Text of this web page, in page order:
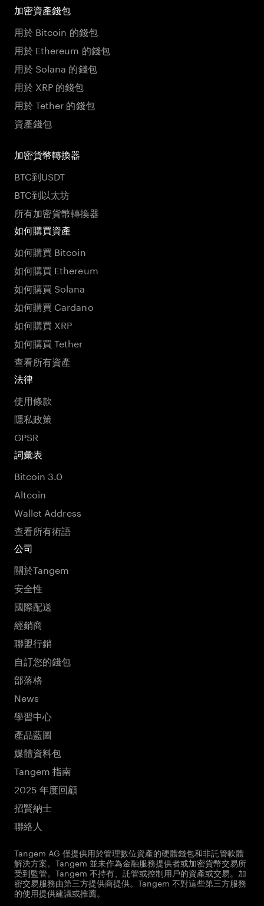
加密資產錢包
用於 Bitcoin 的錢包
用於 Ethereum 的錢包
用於 Solana 的錢包
用於 XRP 的錢包
用於 Tether 的錢包
資產錢包
加密貨幣轉換器
BTC到USDT
BTC到以太坊
所有加密貨幣轉換器
如何購買資產
如何購買 Bitcoin
如何購買 Ethereum
如何購買 Solana
如何購買 Cardano
如何購買 XRP
如何購買 Tether
查看所有資產
法律
使用條款
隱私政策
GPSR
詞彙表
Bitcoin 3.0
Altcoin
Wallet Address
查看所有術語
公司
關於Tangem
安全性
國際配送
經銷商
聯盟行銷
自訂您的錢包
部落格
News
學習中心
產品藍圖
媒體資料包
Tangem 指南
2025 年度回顧
招賢納士
聯絡人
Tangem AG 僅提供用於管理數位資產的硬體錢包和非託管軟體
解決方案。Tangem 並未作為金融服務提供者或加密貨幣交易所
受到監管。Tangem 不持有、託管或控制用戶的資產或交易。加
密交易服務由第三方提供商提供。Tangem 不對這些第三方服務
的使用提供建議或推薦。